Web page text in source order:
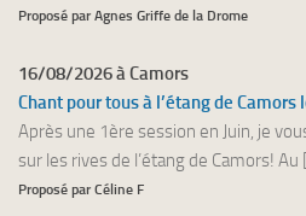
Proposé par Agnes Griffe de la Drome
16/08/2026 à Camors
Chant pour tous à l’étang de
Après une 1ère session en Juin, je
sur les rives de l’étang de Camors! Au
Proposé par Céline F